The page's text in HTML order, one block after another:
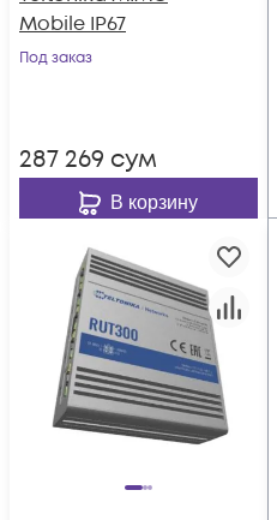
Mobile IP67
Под заказ
287 269 сум
В корзину